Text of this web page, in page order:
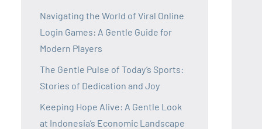
Navigating the World of Viral Online
Login Games: A Gentle Guide for
Modern Players
The Gentle Pulse of Today’s Sports:
Stories of Dedication and Joy
Keeping Hope Alive: A Gentle Look
at Indonesia’s Economic Landscape